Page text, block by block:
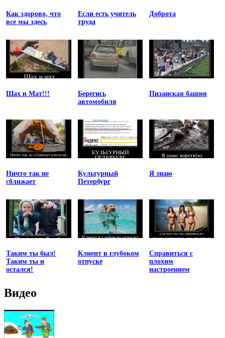
Как здорово, что
все мы здесь
Если есть учитель
труда
Доброта
Шах и Мат!!!
Берегись
автомобиля
Пизанская башня
Ничто так не
сближает
Культурный
Петербург
Я знаю
Таким ты был!
Таким ты и
остался!
Клиент в глубоком
отпуске
Справиться с
плохим
настроением
Видео